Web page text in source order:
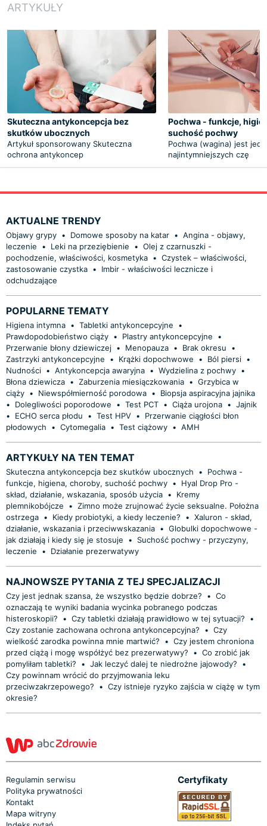
ARTYKUŁY
Skuteczna antykoncepcja bez
skutków ubocznych
Artykuł sponsorowany Skuteczna
ochrona antykoncep
Pochwa - funkcje,
suchość pochwy
Pochwa (wagina) jest
najintymniejszych czę
AKTUALNE TRENDY
Objawy grypy • Domowe sposoby na katar • Angina - objawy,
leczenie
• Leki na przeziębienie • Olej z czarnuszki -
pochodzenie, właściwości, kosmetyka • Czystek – właściwości,
zastosowanie czystka •
Imbir - właściwości lecznicze i
odchudzające
POPULARNE TEMATY
Higiena intymna • Tabletki antykoncepcyjne
•
Prawdopodobieństwo ciąży • Plastry antykoncepcyjne
•
Przerwanie błony dziewiczej • Menopauza • Brak okresu
•
Zastrzyki antykoncepcyjne
• Krążki dopochwowe • Ból piersi •
Nudności • Antykoncepcja awaryjna • Wydzielina z pochwy •
Błona dziewicza • Zaburzenia miesiączkowania • Grzybica w
ciąży • Niewspółmierność porodowa •
Biopsja aspiracyjna jajnika
•
Dolegliwości poporodowe • Test PCT • Ciąża urojona • Jajnik
•
ECHO serca płodu • Test HPV •
Przerwanie ciągłości błon
płodowych
• Cytomegalia • Test ciążowy • AMH
ARTYKUŁY NA TEN TEMAT
Skuteczna antykoncepcja bez skutków ubocznych •
Pochwa -
funkcje, higiena, choroby, suchość pochwy •
Hyal Drop Pro -
skład, działanie, wskazania, sposób użycia •
Kremy
plemnikobójcze
• Zimno może zrujnować życie seksualne. Położna
ostrzega • Kiedy probiotyki, a kiedy leczenie? • Xaluron - skład,
działanie, wskazania i przeciwwskazania • Globulki dopochwowe -
jak działają i kiedy się je stosuje
•
Suchość pochwy - przyczyny,
leczenie
• Działanie prezerwatywy
NAJNOWSZE PYTANIA Z TEJ SPECJALIZACJI
Czy jest jednak szansa, że wszystko będzie dobrze? • Co
oznaczają te wyniki badania wycinka pobranego podczas
histeroskopii?
• Czy tabletki działają prawidłowo w tej sytuacji?
•
Czy zostanie zachowana ochrona antykoncepcyjna?
• Czy
wielkość zarodka powinna mnie martwić?
• Czy jestem chroniona
przed ciążą i mogę współżyć bez prezerwatywy?
• Co zrobić jak
pomyliłam tabletki?
• Jak leczyć dalej te niedrożne jajowody?
•
Czy powinnam wrócić do przyjmowania leku
przeciwzakrzepowego?
• Czy istnieje ryzyko zajścia w ciążę w tym
okresie?
Regulamin serwisu
Polityka prywatności
Kontakt
Mapa witryny
Certyfikaty